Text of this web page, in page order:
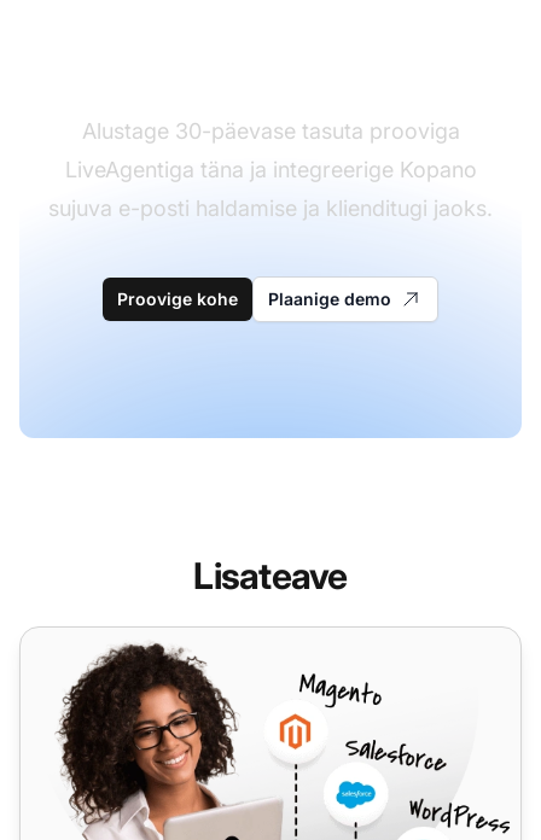
Alustage 30-päevase tasuta prooviga
LiveAgentiga täna ja integreerige Kopano
sujuva e-posti haldamise ja klienditugi jaoks.
Proovige kohe Plaanige demo
Lisateave
Dovecot